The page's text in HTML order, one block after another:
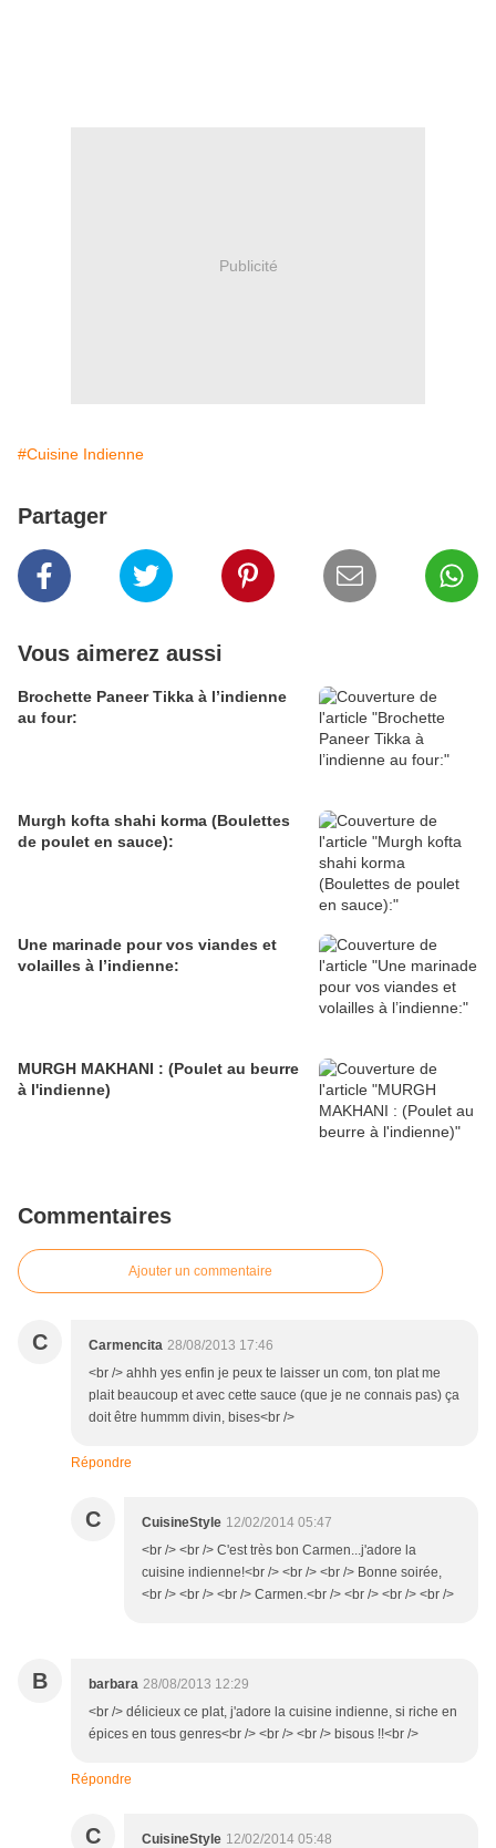
Publicité
#Cuisine Indienne
Partager
Vous aimerez aussi
Brochette Paneer Tikka à l’indienne
au four:
Murgh kofta shahi korma (Boulettes
de poulet en sauce):
Une marinade pour vos viandes et
volailles à l’indienne:
MURGH MAKHANI : (Poulet au beurre
à l'indienne)
Commentaires
Ajouter un commentaire
C Carmencita 28/08/2013 17:46
<br /> ahhh yes enfin je peux te laisser un com, ton plat me
plait beaucoup et avec cette sauce (que je ne connais pas) ça
doit être hummm divin, bises<br />
Répondre
C CuisineStyle 12/02/2014 05:47
<br /> <br /> C'est très bon Carmen...j'adore la
cuisine indienne!<br /> <br /> <br /> Bonne soirée,
<br /> <br /> <br /> Carmen.<br /> <br /> <br /> <br />
B barbara 28/08/2013 12:29
<br /> délicieux ce plat, j'adore la cuisine indienne, si riche en
épices en tous genres<br /> <br /> <br /> bisous !!<br />
Répondre
C CuisineStyle 12/02/2014 05:48